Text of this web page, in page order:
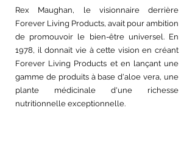
Rex Maughan, le visionnaire derrière
Forever Living Products, avait pour ambition
de promouvoir le bien-être universel. En
1978, il donnait vie à cette vision en créant
Forever Living Products et en lançant une
gamme de produits à base d'aloe vera, une
plante médicinale d'une richesse
nutritionnelle exceptionnelle.